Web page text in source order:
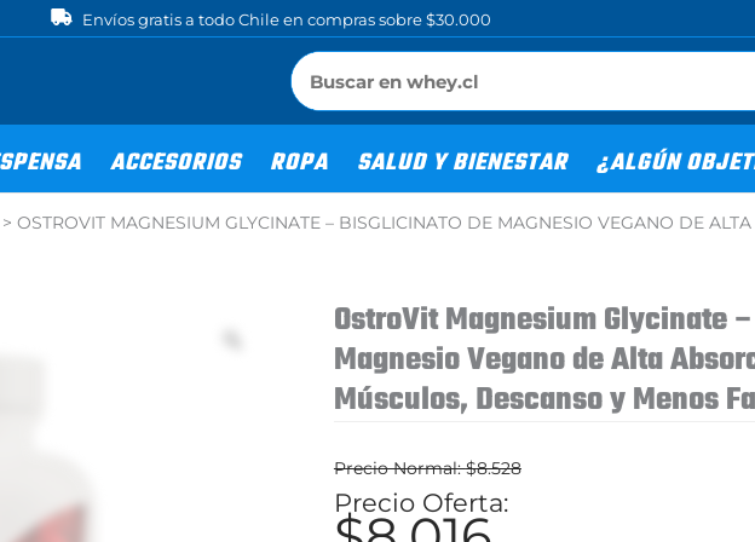
Envíos gratis a todo Chile en compras sobre $30.000
ACCESORIOS ROPA SALUD Y BIENESTAR ¿ALGÚN
> OSTROVIT MAGNESIUM GLYCINATE – BISGLICINATO DE MAGNESIO VEGANO DE
OstroVit Magnesium Glycinate
Magnesio Vegano de Alta
Músculos, Descanso y Menos
$8.528
El